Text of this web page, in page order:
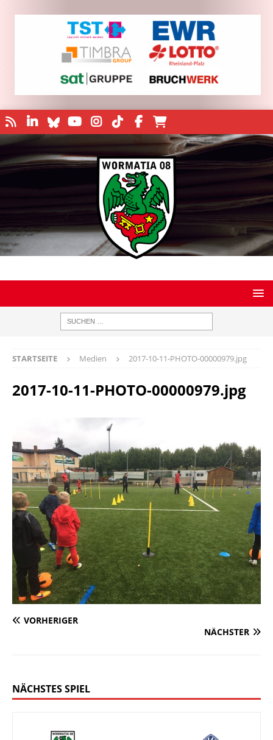
STARTSEITE Medien 2017-10-11-PHOTO-00000979.jpg
2017-10-11-PHOTO-00000979.jpg
VORHERIGER
NÄCHSTER
NÄCHSTES SPIEL